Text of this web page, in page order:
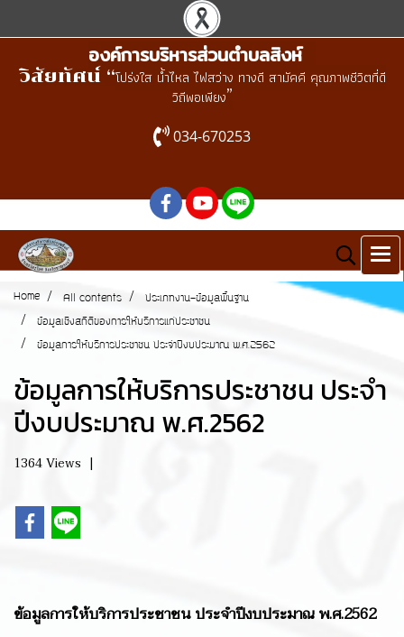
องค์การบริหารส่วนตำบลสิงห์
วิสัยทัศน์ “โปร่งใส น้ำไหล ไฟสว่าง ทางดี สามัคคี คุณภาพชีวิตที่ดี
วิถีพอเพียง”
034-670253
Home All contents ประเภทงาน-ข้อมูลพื้นฐาน
ข้อมูลเชิงสถิติของการให้บริการแก่ประชาชน
ข้อมูลการให้บริการประชาชน ประจำปีงบประมาณ พ.ศ.2562
ข้อมูลการให้บริการประชาชน ประจำ
ปีงบประมาณ พ.ศ.2562
1364 Views |
ข้อมูลการให้บริการประชาชน ประจำปีงบประมาณ พ.ศ.2562